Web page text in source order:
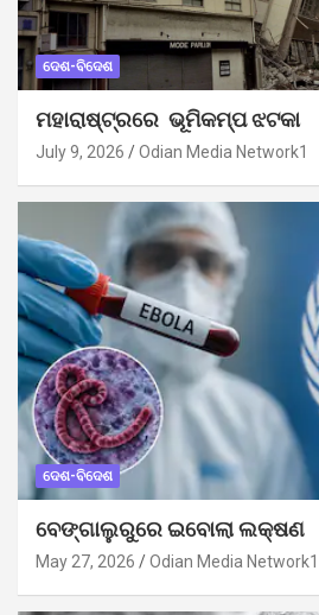
ଦେଶ-ବିଦେଶ
ମହାରାଷ୍ଟ୍ରରେ ଭୂମିକମ୍ପ ଝଟକା
July 9, 2026 Odian Media Network1
ଦେଶ-ବିଦେଶ
ବେଙ୍ଗାଲୁରୁରେ ଇବୋଲା ଲକ୍ଷଣ
May 27, 2026 Odian Media Network1